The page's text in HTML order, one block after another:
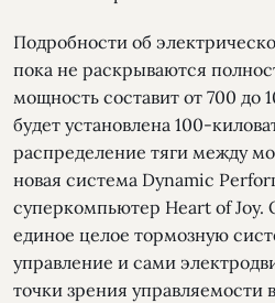
Подробности об
пока не раскрываются
мощность составит от 700 до
будет установлена 100-
распределение тяги между
новая система Dynamic
суперкомпьютер Heart of Joy.
единое целое тормозную
управление и сами
точки зрения управляемости